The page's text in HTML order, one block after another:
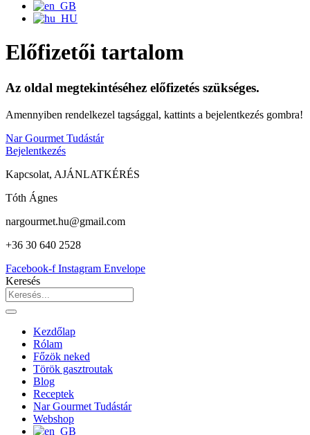
Előfizetői tartalom
Az oldal megtekintéséhez előfizetés szükséges.
Amennyiben rendelkezel tagsággal, kattints a bejelentkezés gombra!
Nar Gourmet Tudástár
Bejelentkezés
Kapcsolat, AJÁNLATKÉRÉS
Tóth Ágnes
nargourmet.hu@gmail.com
+36 30 640 2528
Facebook-f Instagram Envelope
Keresés
Kezdőlap
Rólam
Főzök neked
Török gasztroutak
Blog
Receptek
Nar Gourmet Tudástár
Webshop